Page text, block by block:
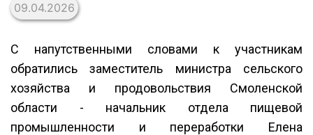
09.04.2026
С напутственными словами к участникам
обратились заместитель министра сельского
хозяйства и продовольствия Смоленской
области - начальник отдела пищевой
промышленности и переработки Елена